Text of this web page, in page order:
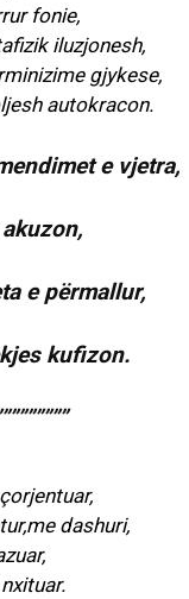
fonie,
iluzjonesh,
gjykese,
autokracon.
e vjetra,
e përmallur,
kufizon.
dashuri,